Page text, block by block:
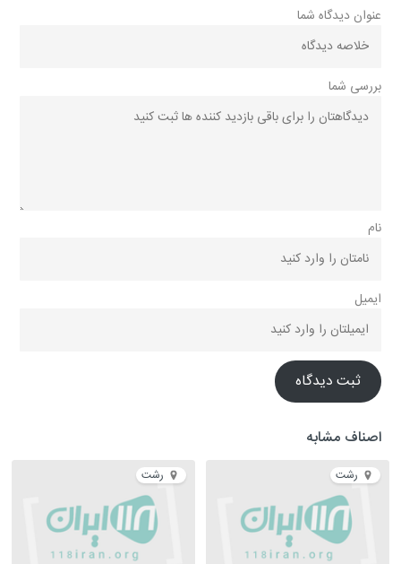
عنوان دیدگاه شما
بررسی شما
نام
ایمیل
ثبت دیدگاه
اصناف مشابه
رشت رشت